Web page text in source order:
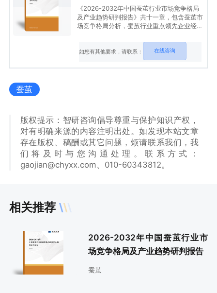
《2026-2032年中国蚕茧行业市场竞争格局
及产业趋势研判报告》共十一章，包含蚕茧市
场竞争格局分析，蚕茧行业重点领先企业经营
茧行业发展前景预测等内容。
如您有其他要求，请联系： 在线咨询
蚕茧
版权提示：智研咨询倡导尊重与保护知识产权，
对有明确来源的内容注明出处。如发现本站文章
存在版权、稿酬或其它问题，烦请联系我们，我
们将及时与您沟通处理。联系方式：
gaojian@chyxx.com、010-60343812。
相关推荐
2026-2032年中国蚕茧行业市
场竞争格局及产业趋势研判报告
蚕茧